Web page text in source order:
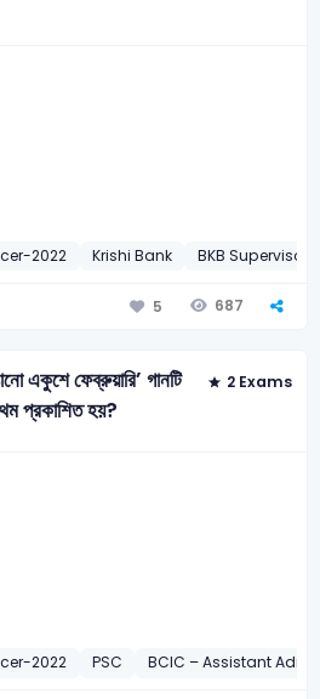
2022 Krishi Bank BKB Supervisor-
5 687
একুশে ফেব্রুয়ারি’ গানটি
প্রকাশিত হয়?
2 Exams
2022 PSC BCIC – Assistant